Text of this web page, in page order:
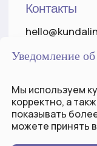
Уведомление
Мы используем
корректно, а
показывать
можете принять